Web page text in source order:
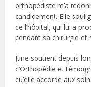
orthopédiste m’a
candidement. Elle
de l’hôpital, qui lui a
pendant sa chirurgie et
June soutient depuis
d’Orthopédie et
qu’elle accorde aux